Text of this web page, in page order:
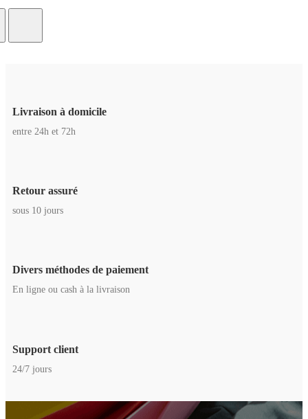
Livraison à domicile
entre 24h et 72h
Retour assuré
sous 10 jours
Divers méthodes de paiement
En ligne ou cash à la livraison
Support client
24/7 jours